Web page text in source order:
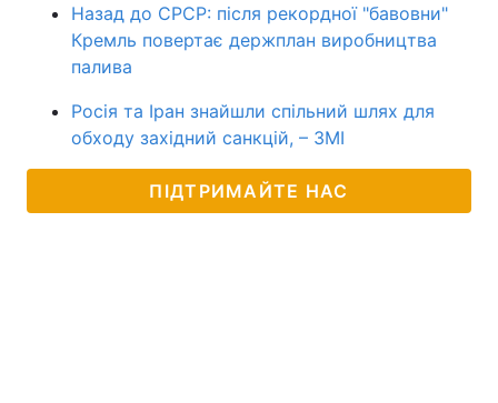
Назад до СРСР: після рекордної "бавовни"
Кремль повертає держплан виробництва
палива
Росія та Іран знайшли спільний шлях для
обходу західний санкцій, – ЗМІ
ПІДТРИМАЙТЕ НАС